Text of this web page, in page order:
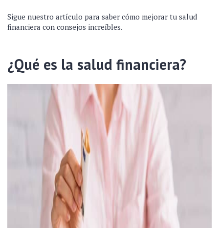
Sigue nuestro artículo para saber cómo mejorar tu salud
financiera con consejos increíbles.
¿Qué es la salud financiera?